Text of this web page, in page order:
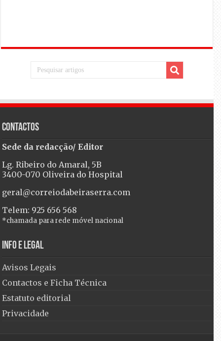
Contactos
Sede da redacção/ Editor
Lg. Ribeiro do Amaral, 5B
3400-070 Oliveira do Hospital
geral@correiodabeiraserra.com
Telem: 925 656 568
*chamada para rede móvel nacional
Info e Legal
Avisos Legais
Contactos e Ficha Técnica
Estatuto editorial
Privacidade